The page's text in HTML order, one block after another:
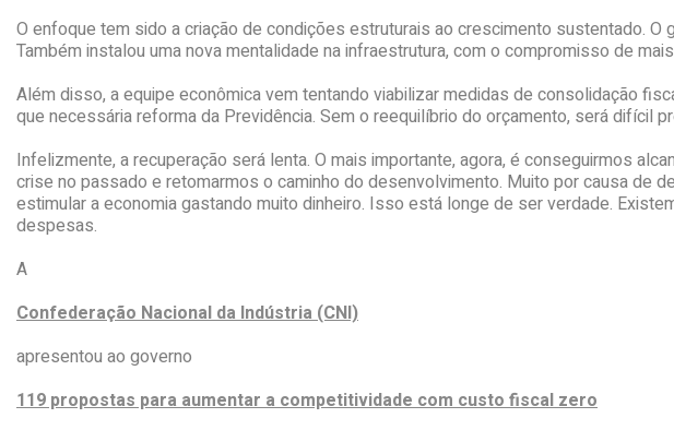
O enfoque tem sido a criação de condições estruturais ao crescimento sustentado.
Também instalou uma nova mentalidade na infraestrutura, com o compromisso de
Além disso, a equipe econômica vem tentando viabilizar medidas de consolidação
que necessária reforma da Previdência. Sem o reequilíbrio do orçamento, será difícil
Infelizmente, a recuperação será lenta. O mais importante, agora, é conseguirmos
crise no passado e retomarmos o caminho do desenvolvimento. Muito por causa
estimular a economia gastando muito dinheiro. Isso está longe de ser verdade.
despesas.
A
Confederação Nacional da Indústria (CNI)
apresentou ao governo
119 propostas para aumentar a competitividade com custo fiscal zero